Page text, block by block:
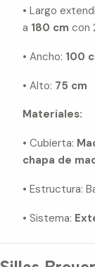
• Largo
a 180 cm con
• Ancho: 100
• Alto: 75 cm
Materiales:
• Cubierta:
chapa de
• Estructura:
• Sistema: